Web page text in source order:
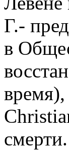
Г.-
в
смерти.